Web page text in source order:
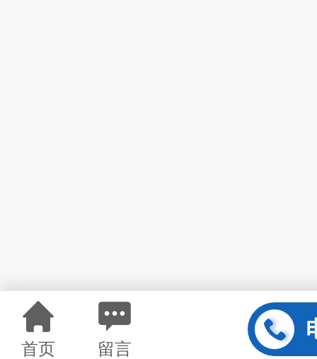
首页 留言